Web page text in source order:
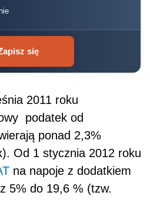
się
2011 roku
podatek od
ponad 2,3%
Od 1 stycznia 2012 roku
na napoje z dodatkiem
5% do 19,6 % (tzw.